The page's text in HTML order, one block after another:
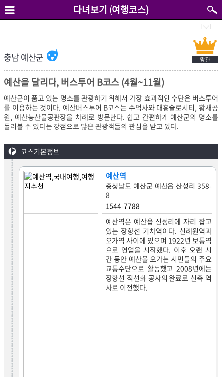
다녀보기 (여행코스)
충남 예산군
예산을 달리다, 버스투어 B코스 (4월~11월)
예산군이 품고 있는 명소를 관광하기 위해서 가장 효과적인 수단은 버스투어
를 이용하는 것이다. 예산버스투어 B코스는 수덕사와 대흥슬로시티, 황새공
원, 예산농산물공판장을 차례로 방문한다. 쉽고 간편하게 예산군의 명소를
둘러볼 수 있다는 장점으로 많은 관광객들의 관심을 받고 있다.
코스기본정보
예산역
충청남도 예산군 예산읍 산성리 358-
8
1544-7788
예산역은 예산읍 신성리에 자리 잡고
있는 장항선 기차역이다. 신례원역과
오가역 사이에 있으며 1922년 보통역
으로 영업을 시작했다. 이후 오랜 시
간 동안 예산을 오가는 시민들의 주요
교통수단으로 활동했고 2008년에는
장항선 직선화 공사의 완료로 신축 역
사로 이전했다.